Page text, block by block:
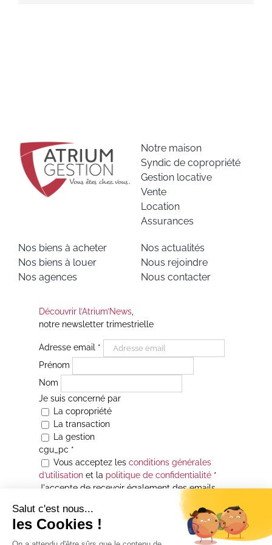
Notre maison
Syndic de copropriété
Gestion locative
Vente
Location
Assurances
Nos biens à acheter
Nos biens à louer
Nos agences
Nos actualités
Nous rejoindre
Nous contacter
Découvrir l’Atrium’News,
notre newsletter trimestrielle
Adresse email *
Prénom
Nom
Je suis concerné par
La copropriété
La transaction
La gestion
cgu_pc *
Vous acceptez les conditions générales
d’utilisationet la politique de confidentialité*
J'accepte de recevoir également des emails
Je souhaite être informé(e) de toutes les
actualités immobilières des agences de la
Maison Atrium Gestion. À tout moment, vous
pourrez utiliser le lien de désabonnement